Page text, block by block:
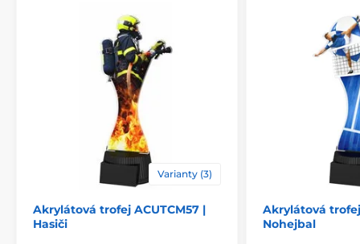
Varianty (3)
Akrylátová trofej ACUTCM57 |
Hasiči
Akrylátová trofej
Nohejbal